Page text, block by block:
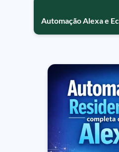
Automação Alexa e